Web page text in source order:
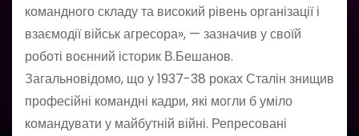
командного складу та високий рівень організації і
взаємодії військ агресора», — зазначив у своїй
роботі воєнний історик В.Бешанов.
Загальновідомо, що у 1937-38 роках Сталін знищив
професійні командні кадри, які могли б уміло
командувати у майбутній війні. Репресовані